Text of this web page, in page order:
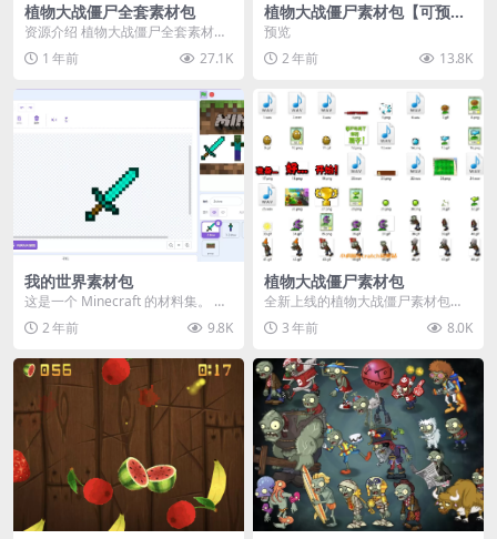
植物大战僵尸全套素材包
资源介绍 植物大战僵尸全套素材
包，包含227个丰富多样的素材，
涵盖角色、背景、动...
1 年前 27.1K
植物大战僵尸素材包【可预
览】
预览
2 年前
13.8K
我的世界素材包
这是一个 Minecraft 的材料集。 操
作方法如下： 工具 → 右箭头 怪物...
2 年前 9.8K
植物大战僵尸素材包
全新上线的植物大战僵尸素材包，
内含48个精选资源，涵盖角色、场
景、音效等多样内容...
3 年前 8.0K